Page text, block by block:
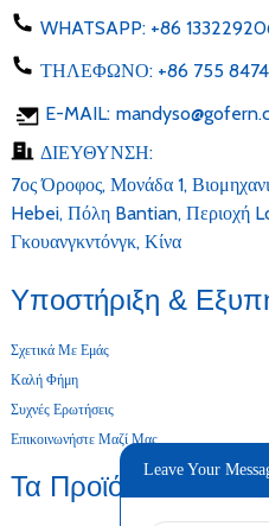
WHATSAPP: +86
ΤΗΛΕΦΩΝΟ: +86 755
E-MAIL:
ΔΙΕΥΘΥΝΣΗ:
7ος Όροφος, Μονάδα 1,
Hebei, Πόλη Bantian, Περιοχή
Γκουανγκντόνγκ, Κίνα
Υποστήριξη &
Σχετικά Με Εμάς
Καλή Φήμη
Συχνές Ερωτήσεις
Επικοινωνήστε Μαζί Μας
Τα Προϊόντα Μας
Leave Your